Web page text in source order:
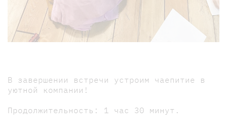
В завершении встречи устроим чаепитие в
уютной компании!
Продолжительность: 1 час 30 минут.